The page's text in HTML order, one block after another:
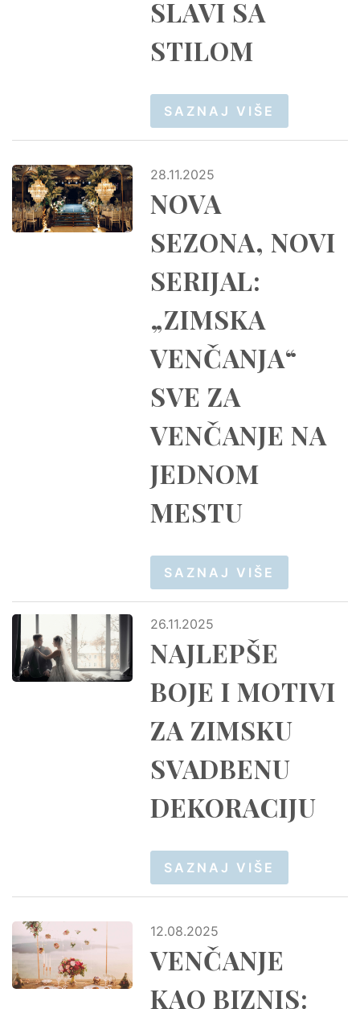
SLAVI SA
STILOM
SAZNAJ VIŠE
28.11.2025
NOVA
SEZONA, NOVI
SERIJAL:
„ZIMSKA
VENČANJA“
SVE ZA
VENČANJE NA
JEDNOM
MESTU
SAZNAJ VIŠE
26.11.2025
NAJLEPŠE
BOJE I MOTIVI
ZA ZIMSKU
SVADBENU
DEKORACIJU
SAZNAJ VIŠE
12.08.2025
VENČANJE
KAO BIZNIS: